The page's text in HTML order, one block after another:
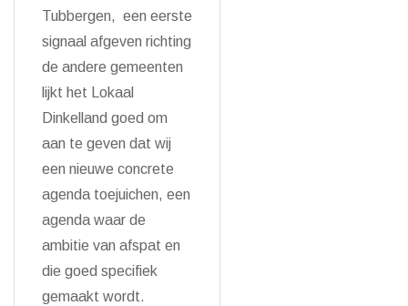
Tubbergen, een eerste
signaal afgeven richting
de andere gemeenten
lijkt het Lokaal
Dinkelland goed om
aan te geven dat wij
een nieuwe concrete
agenda toejuichen, een
agenda waar de
ambitie van afspat en
die goed specifiek
gemaakt wordt.